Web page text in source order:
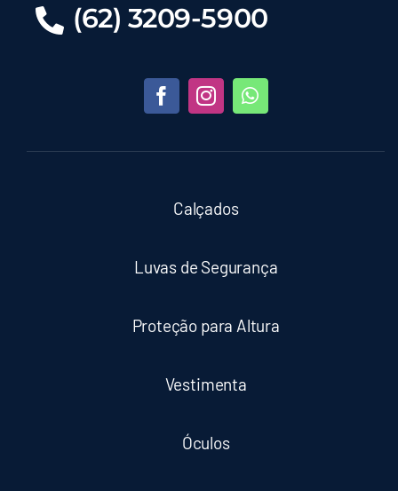
(62) 3209-5900
Calçados
Luvas de Segurança
Proteção para Altura
Vestimenta
Óculos